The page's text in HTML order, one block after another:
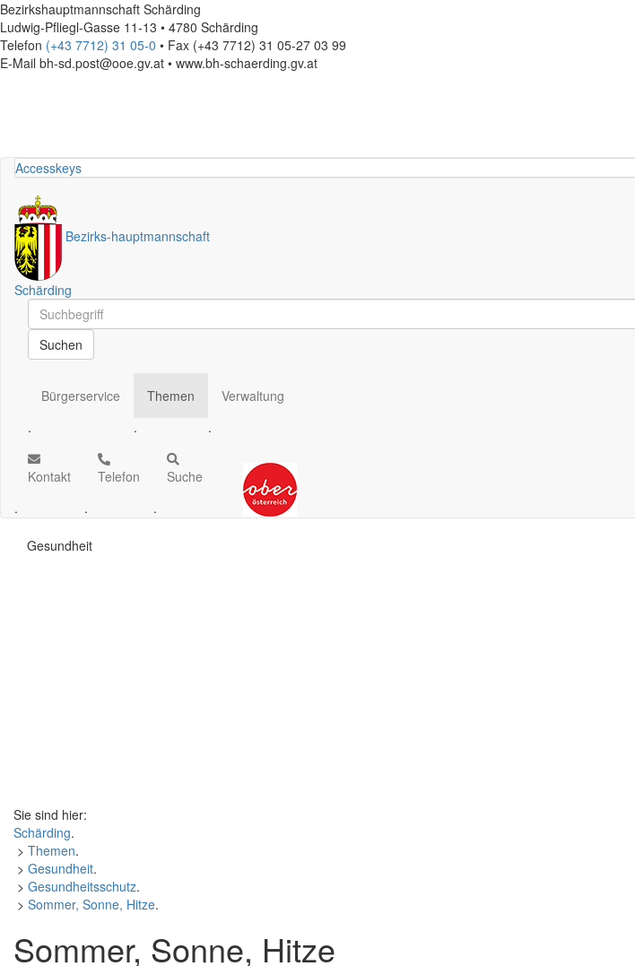
Bezirkshauptmannschaft Schärding
Ludwig-Pfliegl-Gasse 11-13 • 4780 Schärding
Telefon (+43 7712) 31 05-0 • Fax (+43 7712) 31 05-27 03 99
E-Mail bh-sd.post@ooe.gv.at • www.bh-schaerding.gv.at
Accesskeys
Bezirks-hauptmannschaft
Schärding
Schnellsuche
Schnellsuche
Suchen
Bürgerservice
.
Themen
.
Verwaltung
.
Kontakt
.
Telefon
.
Suche
.
Gesundheit
Sie sind hier:
Schärding.
> Themen.
> Gesundheit.
> Gesundheitsschutz.
> Sommer, Sonne, Hitze.
Sommer, Sonne, Hitze